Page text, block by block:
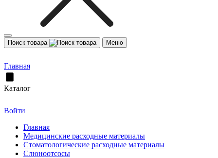
Поиск товара Меню
Главная
Каталог
Войти
Главная
Медицинские расходные материалы
Стоматологические расходные материалы
Слюноотсосы